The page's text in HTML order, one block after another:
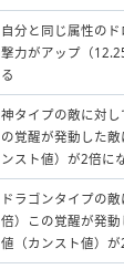
自分と同じ属性の
撃力がアップ（
る
神タイプの敵に対
の覚醒が発動した
ンスト値）が2倍に
ドラゴンタイプの
倍）この覚醒が発
値（カンスト値）が